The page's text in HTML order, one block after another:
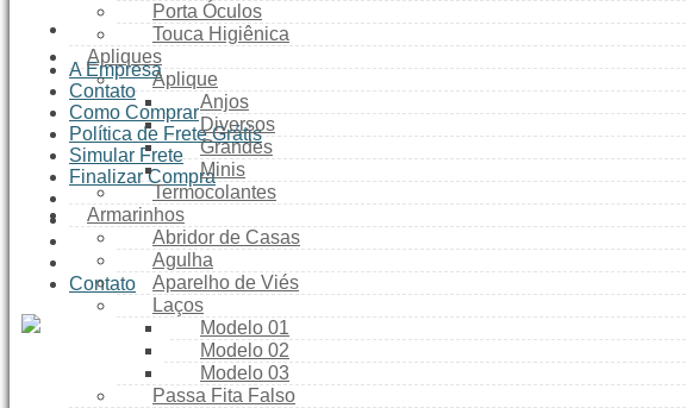
A Empresa
Contato
Como Comprar
Política de Frete Grátis
Simular Frete
Finalizar Compra
Contato
Porta Óculos
Touca Higiênica
Apliques
Aplique
Anjos
Diversos
Grandes
Minis
Termocolantes
Armarinhos
Abridor de Casas
Agulha
Aparelho de Viés
Laços
Modelo 01
Modelo 02
Modelo 03
Passa Fita Falso